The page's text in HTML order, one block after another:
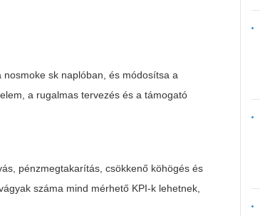
nosmoke sk naplóban, és módosítsa a
a rugalmas tervezés és a támogató
pénzmegtakarítás, csökkenő köhögés és
száma mind mérhető KPI-k lehetnek,